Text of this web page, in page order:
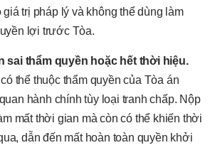
trị pháp lý và không thể dùng làm
lợi trước Tòa.
sai thẩm quyền hoặc hết thời hiệu.
thể thuộc thẩm quyền của Tòa án
hành chính tùy loại tranh chấp. Nộp
mất thời gian mà còn có thể khiến thời
dẫn đến mất hoàn toàn quyền khởi